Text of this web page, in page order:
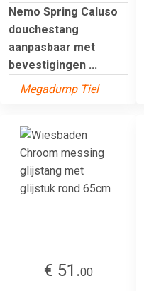
Nemo Spring Caluso
douchestang
aanpasbaar met
bevestigingen ...
Megadump Tiel
€ 51.00